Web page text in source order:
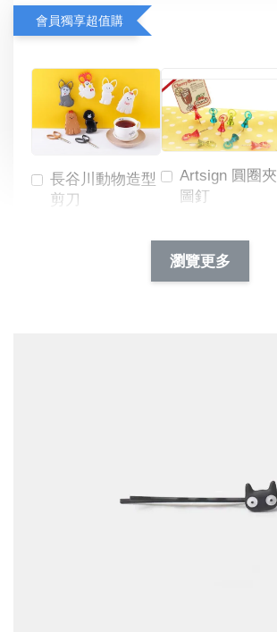
會員獨享超值購
長谷川動物造型
剪刀
Artsign 圓圈夾
圖釘
NT$ 19.00
NT$ 66.00
瀏覽更多